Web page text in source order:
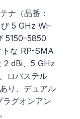
ナ（品番：
5 GHz Wi-
5150–5850
な RP-SMA
2 dBi、5 GHz
ロバステル
り、デュアル
グオンアン